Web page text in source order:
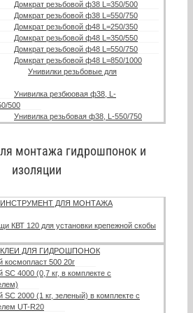
Домкрат резьбовой ф38 L=350/500
Домкрат резьбовой ф38 L=550/750
Домкрат резьбовой ф48 L=250/350
Домкрат резьбовой ф48 L=350/550
Домкрат резьбовой ф48 L=550/750
Домкрат резьбовой ф48 L=850/1000
Унивилки резьбовые для
Унивилка резбюовая ф38, L-
500
Унивилка резьбовая ф38, L-550/750
монтажа гидрошпонок и
изоляции
ИНСТРУМЕНТ ДЛЯ МОНТАЖА
КВТ 120 для установки крепежной скобы
КЛЕИ ДЛЯ ГИДРОШПОНОК
космопласт 500 20г
SC 4000 (0,7 кг, в комплекте с
SC 2000 (1 кг, зеленый) в комплекте с
UT-R20